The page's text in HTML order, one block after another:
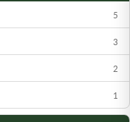
5
3
2
1